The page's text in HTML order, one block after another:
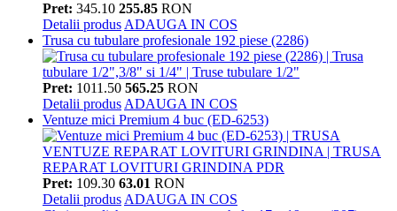
Pret: 345.10 255.85 RON
Detalii produs ADAUGA IN COS
Trusa cu tubulare profesionale 192 piese (2286)
Pret: 1011.50 565.25 RON
Detalii produs ADAUGA IN COS
Ventuze mici Premium 4 buc (ED-6253)
Pret: 109.30 63.01 RON
Detalii produs ADAUGA IN COS